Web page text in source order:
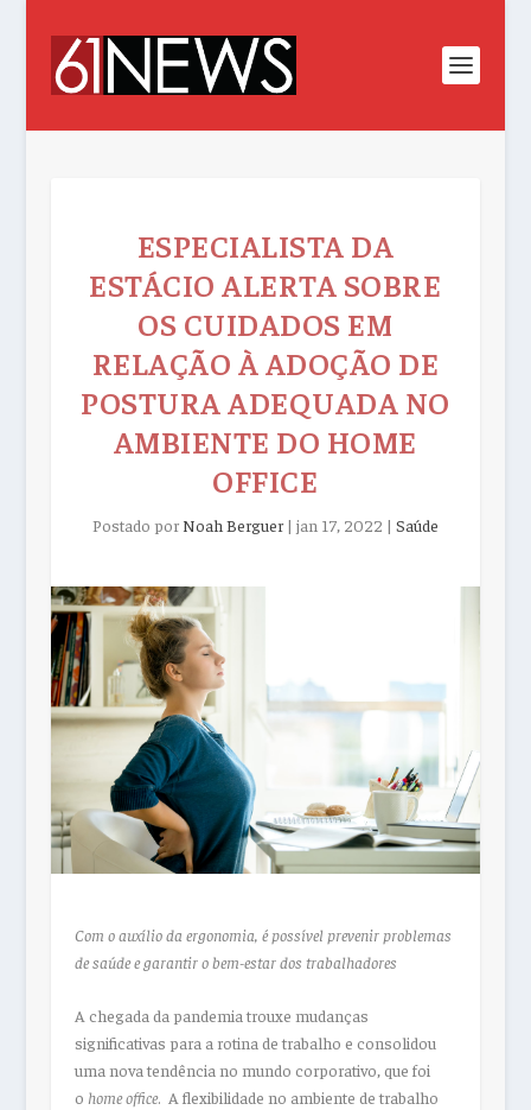
ESPECIALISTA DA
ESTÁCIO ALERTA SOBRE
OS CUIDADOS EM
RELAÇÃO À ADOÇÃO DE
POSTURA ADEQUADA NO
AMBIENTE DO HOME
OFFICE
Postado por Noah Berguer| jan 17, 2022 | Saúde
Com o auxílio da ergonomia, é possível prevenir problemas
de saúde e garantir o bem-estar dos trabalhadores
A chegada da pandemia trouxe mudanças
significativas para a rotina de trabalho e consolidou
uma nova tendência no mundo corporativo, que foi
o home office. A flexibilidade no ambiente de trabalho